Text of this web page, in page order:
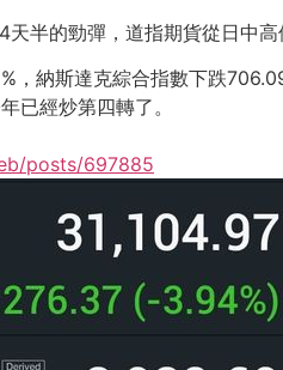
半的勁彈，道指期貨從日中
，納斯達克綜合指數下跌
已經炒第四轉了。
posts/697885